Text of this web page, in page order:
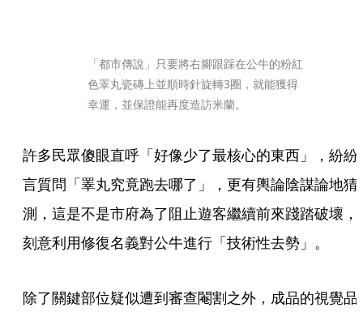
「都市傳說」只要將右腳跟踩在公牛的粉紅
色睪丸瓷磚上並順時針旋轉3圈，就能獲得
幸運，並保證能再度造訪米蘭。
許多民眾傻眼直呼「好像少了最核心的東西」，紛紛
言質問「睪丸究竟跑去哪了」，更有輿論陰謀論地猜
測，這是不是市府為了阻止遊客繼續前來踐踏破壞，
刻意利用修復名義對公牛進行「技術性去勢」。
除了關鍵部位疑似遭到審查閹割之外，成品的視覺品